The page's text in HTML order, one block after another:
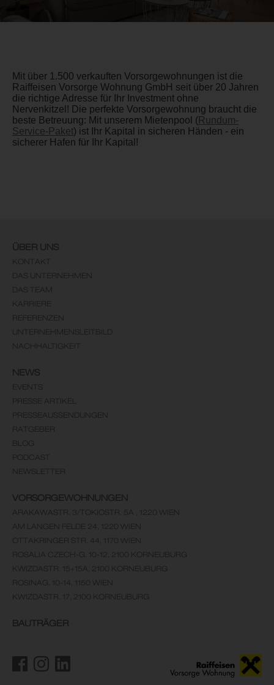
Mit über 1.500 verkauften Vorsorgewohnungen ist die
Raiffeisen Vorsorge Wohnung GmbH seit über 20 Jahren
die richtige Adresse für Ihr Investment ohne
Nervenkitzel! Die perfekte Vorsorgewohnung braucht die
beste Betreuung: Mit unserem Mietenpool (Rundum-
Service-Paket) ist Ihr Kapital in sicheren Händen - ein
sicherer Hafen für Ihr Kapital!
ÜBER UNS
KONTAKT
DAS UNTERNEHMEN
DAS TEAM
KARRIERE
REFERENZEN
UNTERNEHMENSLEITBILD
NACHHALTIGKEIT
NEWS
EVENTS
PRESSE ARTIKEL
PRESSEAUSSENDUNGEN
RATGEBER
BLOG
PODCAST
NEWSLETTER
VORSORGEWOHNUNGEN
ARAKAWASTR. 3/TOKIOSTR. 5A , 1220 WIEN
AM LANGEN FELDE 24, 1220 WIEN
OTTAKRINGER STR. 44, 1170 WIEN
ROSALIA CZECH-G. 10-12, 2100 KORNEUBURG
KWIZDASTR. 15+15A, 2100 KORNEUBURG
ROSINAG. 10-14, 1150 WIEN
KWIZDASTR. 17, 2100 KORNEUBURG
BAUTRÄGER